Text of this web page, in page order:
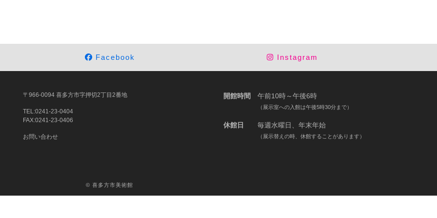
Facebook Instagram
〒966-0094 喜多方市字押切2丁目2番地
TEL:0241-23-0404
FAX:0241-23-0406
お問い合わせ
開館時間 午前10時～午後6時
（展示室への入館は午後5時30分まで）
休館日 毎週水曜日、年末年始
（展示替えの時、休館することがあります）
© 喜多方市美術館